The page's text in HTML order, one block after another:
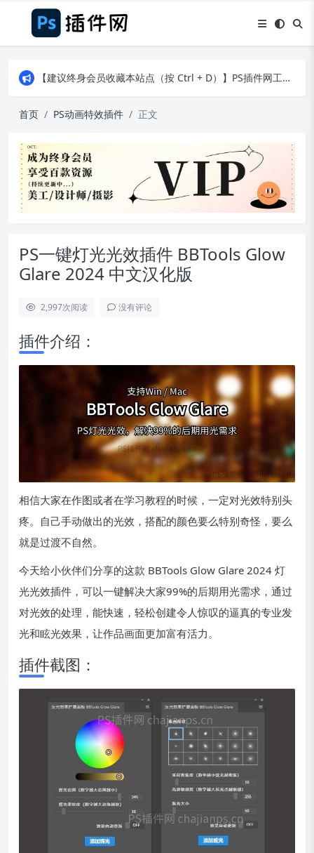
【建议终身会员收藏本站点（按 Ctrl + D）】PS插件网工作日8：30准时更新！（特殊原因除外）
【建议终身会员收藏本站点（按 Ctrl + D）】PS插件网工作日8：30准时更新！（特殊原因除外）
首页 PS动画特效插件 正文
PS一键灯光光效插件 BBTools Glow
Glare 2024 中文汉化版
2,997次阅读 没有评论
插件介绍：
相信大家在作图或者在学习教程的时候，一定对光效特别头
疼。自己手动做出的光效，搭配的颜色要么特别奇怪，要么
就是过渡不自然。
今天给小伙伴们分享的这款 BBTools Glow Glare 2024 灯
光光效插件，可以一键解决大家99%的后期用光需求，通过
对光效的处理，能快速，轻松创建令人惊叹的逼真的专业发
光和眩光效果，让作品画面更加富有活力。
插件截图：